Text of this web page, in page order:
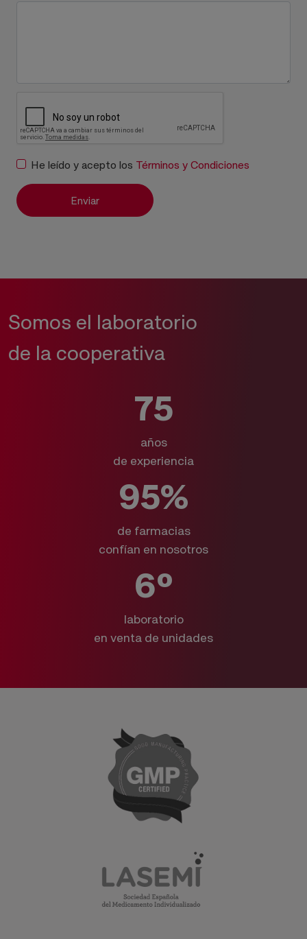
He leído y acepto los Términos y Condiciones
Enviar
Somos el laboratorio
de la cooperativa
75
años
de experiencia
95%
de farmacias
confían en nosotros
6º
laboratorio
en venta de unidades